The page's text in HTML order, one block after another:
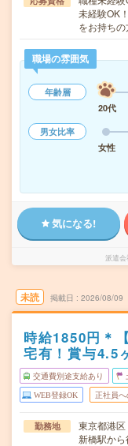
未経験OK
をお持ちの
職場の雰囲気
年齢層
20代
男女比率
女性
気になる!
派遣会
未読 掲載日 2026/08/09
時給1850円＊
宅有！賞与4.5
交通費別途支給あり
WEB登録OK 正社員へ
勤務地
東京都港区
新橋駅か